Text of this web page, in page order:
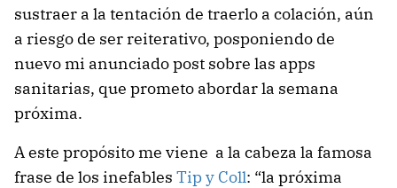
sustraer a la tentación de traerlo a colación, aún
a riesgo de ser reiterativo, posponiendo de
nuevo mi anunciado post sobre las apps
sanitarias, que prometo abordar la semana
próxima.
A este propósito me viene a la cabeza la famosa
frase de los inefables Tip y Coll: “la próxima